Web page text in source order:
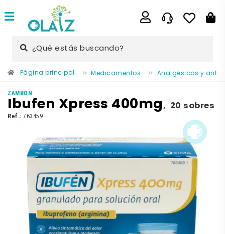
¿Qué estás buscando?
Página principal Medicamentos Analgésicos y
ZAMBON
Ibufen Xpress 400mg, 20 sobres
Ref.: 763459